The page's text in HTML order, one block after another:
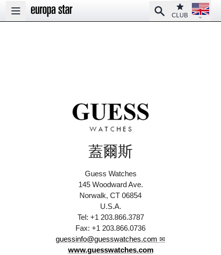
Open main menu
SearchClub
CLUB
Open
蓋爾斯
Guess Watches
145 Woodward Ave.
Norwalk, CT 06854
U.S.A.
Tel: +1 203.866.3787
Fax: +1 203.866.0736
guessinfo@guesswatches.com
www.guesswatches.com